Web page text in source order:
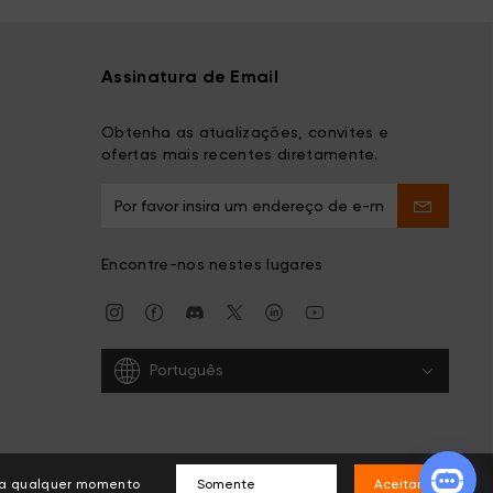
Assinatura de Email
Obtenha as atualizações, convites e
ofertas mais recentes diretamente.
Encontre-nos nestes lugares
Português
qualquer momento Somente Aceitar